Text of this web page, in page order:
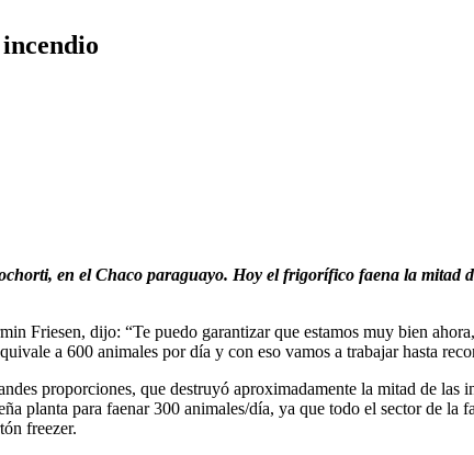
en el Chaco paraguayo. Hoy el frigorífico faena la mitad
Friesen, dijo: “Te puedo garantizar que estamos muy bien
a 600 animales por día y con eso vamos a trabajar hasta
proporciones, que destruyó aproximadamente la mitad de las
planta para faenar 300 animales/día, ya que todo el sector de la
freezer.